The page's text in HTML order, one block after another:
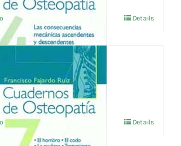
Details
DE OSTEOPATIA Vol.7
incluído
Details